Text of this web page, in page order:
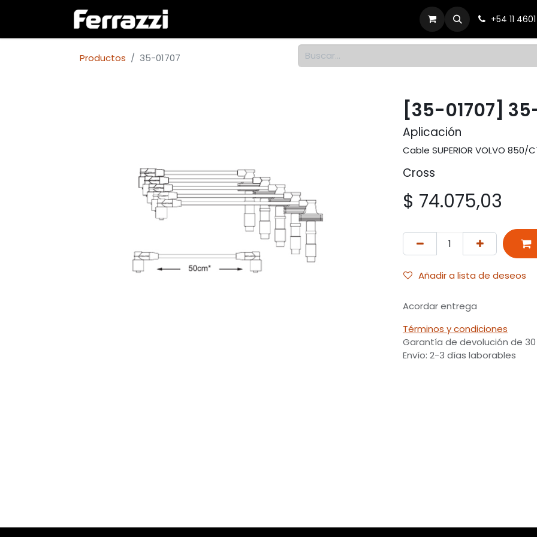
Contacto +54 11 4601
Productos 35-01707
[35-01707]
Aplicación
Cable SUPERIOR VOLVO
Cross
$ 74.075,03
Añadir a lista de deseos
Acordar entrega
Términos y condiciones
Garantía de devolución de
Envío: 2-3 días laborables